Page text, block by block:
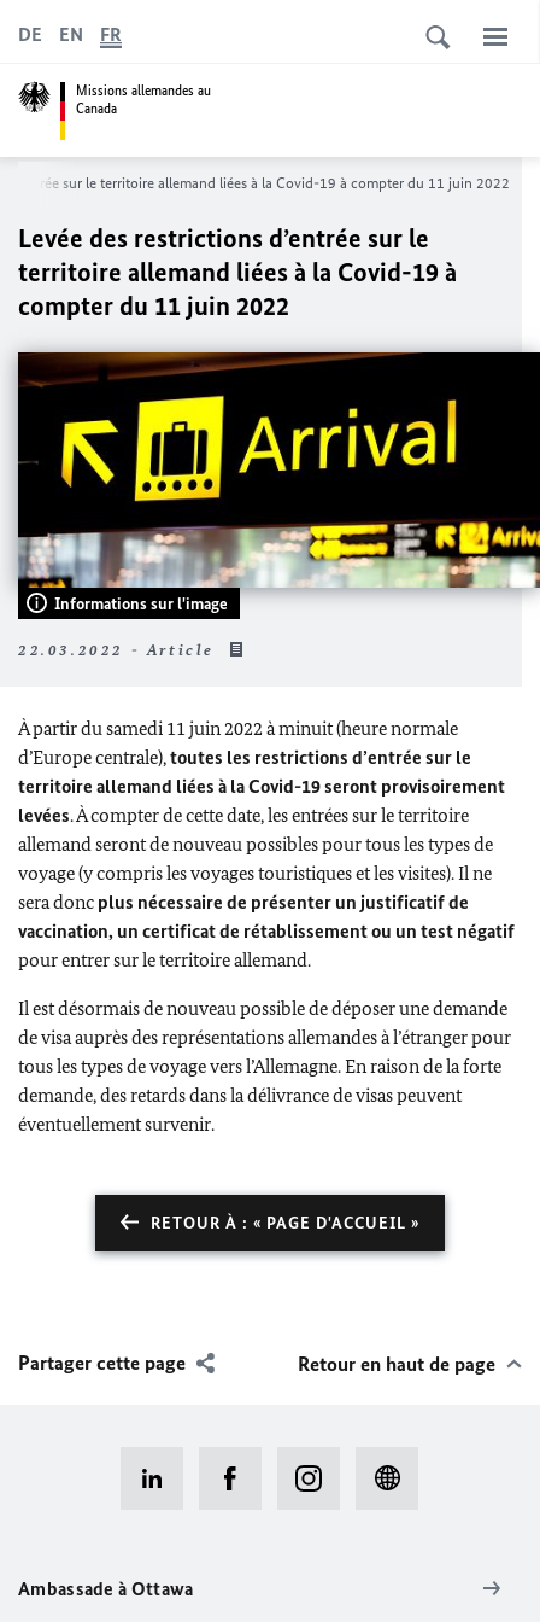
Missions allemandes au
Canada
DE EN FR
d’entrée sur le territoire allemand liées à la Covid-19 à compter du 11 juin 2022
Levée des restrictions d’entrée sur le
territoire allemand liées à la Covid-19 à
compter du 11 juin 2022
Informations sur l'image
22.03.2022 - Article
À partir du samedi 11 juin 2022 à minuit (heure normale
d’Europe centrale),toutes les restrictions d’entrée sur le
territoire allemand liées à la Covid-19 seront provisoirement
levées. À compter de cette date, les entrées sur le territoire
allemand seront de nouveau possibles pour tous les types de
voyage (y compris les voyages touristiques et les visites). Il ne
sera donc plus nécessaire de présenter un justificatif de
vaccination, un certificat de rétablissement ou un test négatif
pour entrer sur le territoire allemand.
Il est désormais de nouveau possible de déposer une demande
de visa auprès des représentations allemandes à l’étranger pour
tous les types de voyage vers l’Allemagne. En raison de la forte
demande, des retards dans la délivrance de visas peuvent
éventuellement survenir.
RETOUR À : « PAGE D'ACCUEIL »
Partager cette page Retour en haut de page
Ambassade à Ottawa